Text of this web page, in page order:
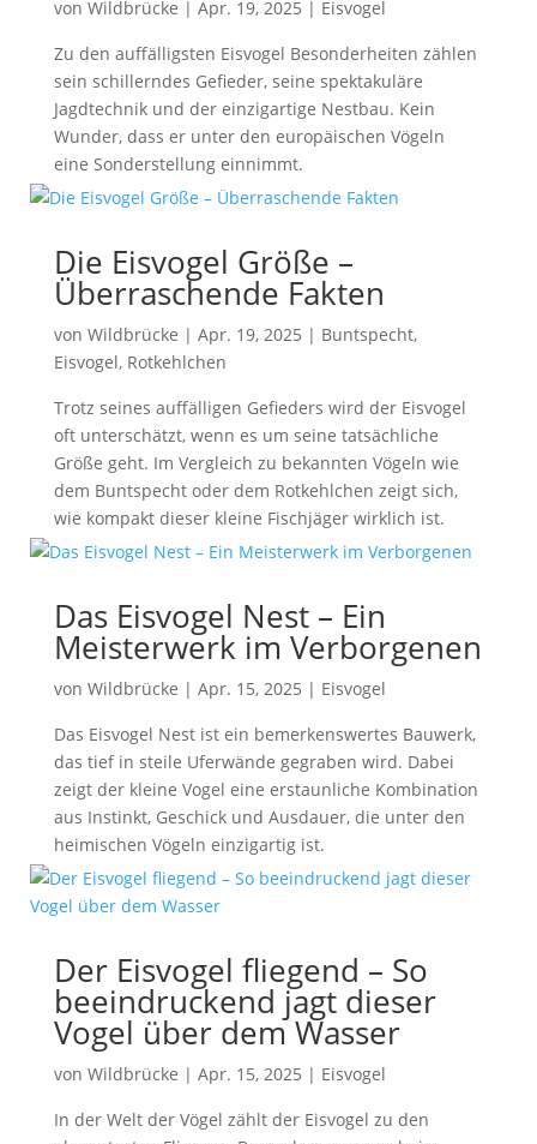
von Wildbrücke | Apr. 19, 2025 | Eisvogel
Zu den auffälligsten Eisvogel Besonderheiten zählen
sein schillerndes Gefieder, seine spektakuläre
Jagdtechnik und der einzigartige Nestbau. Kein
Wunder, dass er unter den europäischen Vögeln
eine Sonderstellung einnimmt.
Die Eisvogel Größe –
Überraschende Fakten
von Wildbrücke | Apr. 19, 2025 | Buntspecht,
Eisvogel, Rotkehlchen
Trotz seines auffälligen Gefieders wird der Eisvogel
oft unterschätzt, wenn es um seine tatsächliche
Größe geht. Im Vergleich zu bekannten Vögeln wie
dem Buntspecht oder dem Rotkehlchen zeigt sich,
wie kompakt dieser kleine Fischjäger wirklich ist.
Das Eisvogel Nest – Ein
Meisterwerk im Verborgenen
von Wildbrücke | Apr. 15, 2025 | Eisvogel
Das Eisvogel Nest ist ein bemerkenswertes Bauwerk,
das tief in steile Uferwände gegraben wird. Dabei
zeigt der kleine Vogel eine erstaunliche Kombination
aus Instinkt, Geschick und Ausdauer, die unter den
heimischen Vögeln einzigartig ist.
Der Eisvogel fliegend – So
beeindruckend jagt dieser
Vogel über dem Wasser
von Wildbrücke | Apr. 15, 2025 | Eisvogel
In der Welt der Vögel zählt der Eisvogel zu den